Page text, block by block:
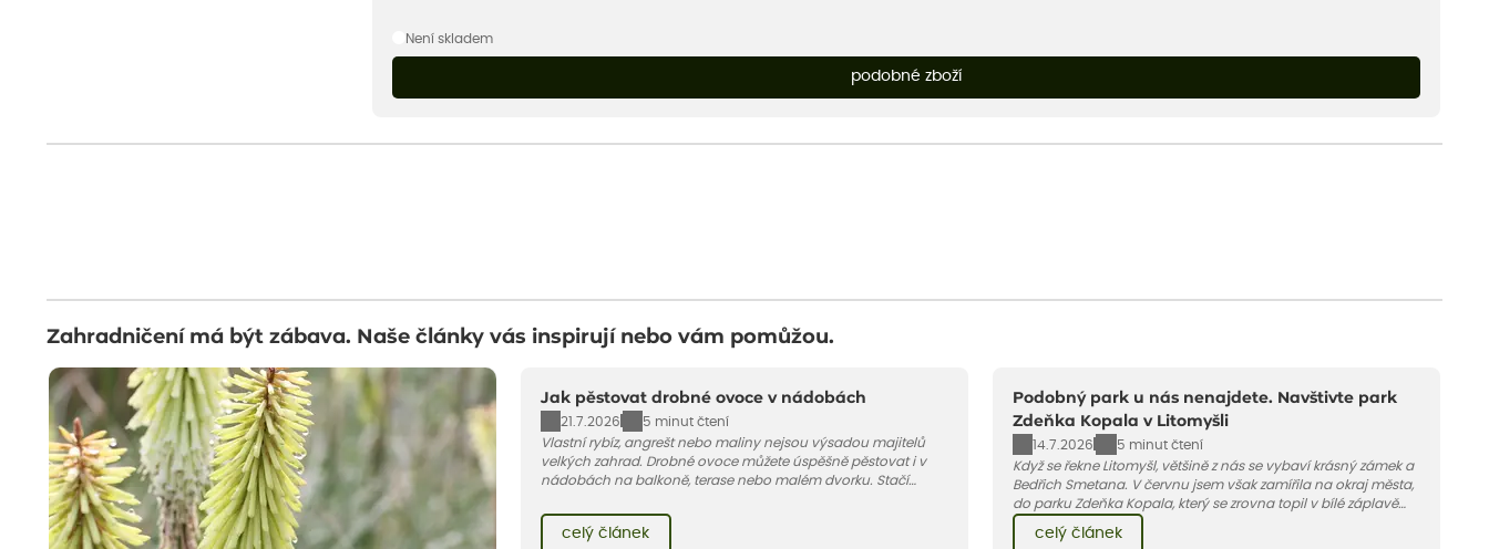
Není skladem
podobné zboží
Zahradničení má být zábava. Naše články vás inspirují nebo vám pomůžou.
Jak pěstovat drobné ovoce v nádobách
21.7.2026
5 minut čtení
Vlastní rybíz, angrešt nebo maliny nejsou výsadou majitelů
velkých zahrad. Drobné ovoce můžete úspěšně pěstovat i v
nádobách na balkoně, terase nebo malém dvorku. Stačí
pár základních pravidel. V tomto článku vám poradíme, jak na
celý článek
Podobný park u nás nenajdete. Navštivte park
Zdeňka Kopala v Litomyšli
14.7.2026
5 minut čtení
Když se řekne Litomyšl, většině z nás se vybaví krásný zámek a
Bedřich Smetana. V červnu jsem však zamířila na okraj města,
do parku Zdeňka Kopala, který se zrovna topil v bílé záplavě
kvetoucích kopretin. Fotky řeknou víc než slova, přidávám k
nim pár řádků o tom, jak tento jedinečný kus krajiny vznikl.
celý článek